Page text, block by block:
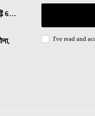
6…
I've read and